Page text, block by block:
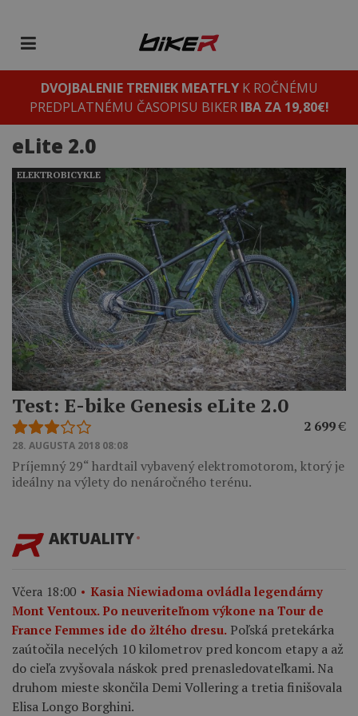
DVOJBALENIE TRENIEK MEATFLYK ROČNÉMU
PREDPLATNÉMU ČASOPISU BIKER IBA ZA 19,80€!
eLite 2.0
Test: E-bike Genesis eLite 2.0
2 699€
28. AUGUSTA 2018 08:08
Príjemný 29“ hardtail vybavený elektromotorom, ktorý je
ideálny na výlety do nenáročného terénu.
ELEKTROBICYKLE
AKTUALITY
Včera 18:00
Kasia Niewiadoma ovládla legendárny
Mont Ventoux. Po neuveriteľnom výkone na Tour de
France Femmes ide do žltého dresu. Poľská pretekárka
zaútočila necelých 10 kilometrov pred koncom etapy a až
do cieľa zvyšovala náskok pred prenasledovateľkami. Na
druhom mieste skončila Demi Vollering a tretia finišovala
Elisa Longo Borghini.